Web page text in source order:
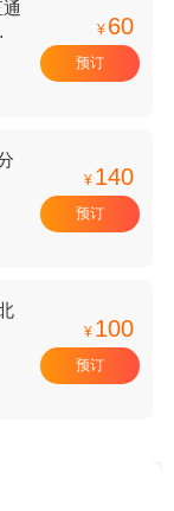
¥ 60
预订
¥ 140
预订
¥ 100
预订